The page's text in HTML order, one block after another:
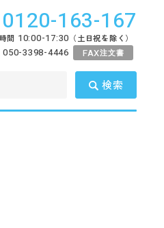
0120-163-167
間 10:00-17:30 （土日祝を除く）
050-3398-4446 FAX注文書
検索